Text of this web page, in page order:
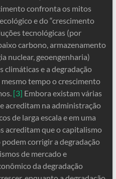
confronta os mitos
e do “crescimento
tecnológicas (por
carbono, armazenamento
nuclear, geoengenharia)
climáticas e a degradação
tempo o crescimento
[3] Embora existam várias
acreditam na administração
de larga escala e em uma
acreditam que o capitalismo
corrigir a degradação
de mercado e
da degradação